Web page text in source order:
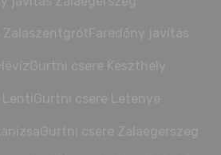
Faredőny javítás
Gurtni csere Keszthely
Gurtni csere Zalaegerszeg